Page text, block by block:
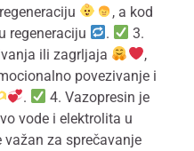
, a kod
regeneraciju
.
3.
ili zagrljaja
,
povezivanje i
.
4. Vazopresin je
vode i elektrolita u
važan za sprečavanje